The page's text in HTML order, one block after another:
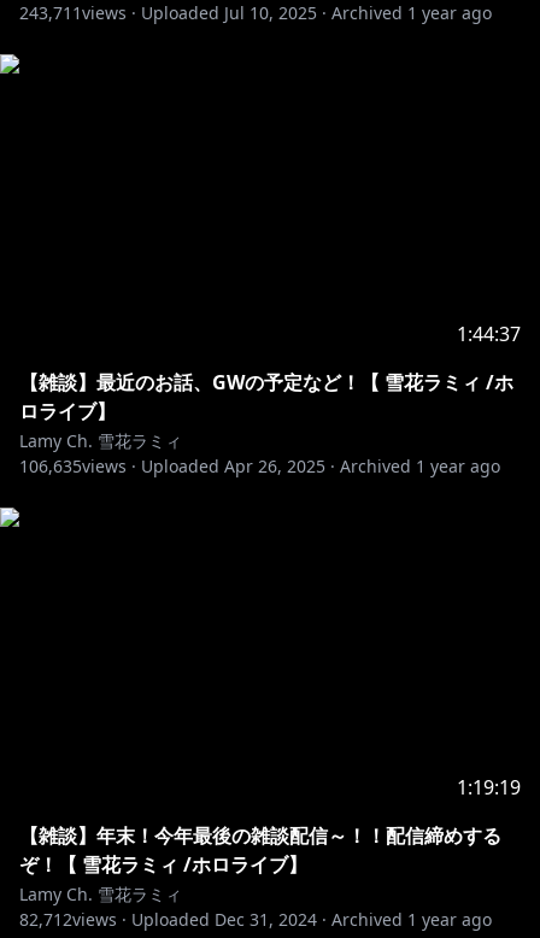
カバー大歓迎！二次創作ガイドラインに基づいて、いっ
୨୧┈┈┈┈┈┈┈┈┈┈┈┈┈┈┈┈┈┈୨୧
https://piapro.jp/t/1iZn
【所属会社からのお知らせ】
現在弊社タレントに対し、配信中のチャット等によりセ
ンシティブな発言を誘発して、炎上を引き起こそうとす
243,711views · Uploaded Jul 10, 2025 · Archived 1 year ago
1:44:37
【雑談】最近のお話、GWの予定など！【 雪花ラミィ /ホ
ロライブ】
Lamy Ch. 雪花ラミィ
106,635views · Uploaded Apr 26, 2025 · Archived 1 year ago
1:19:19
【雑談】年末！今年最後の雑談配信～！！配信締めする
ぞ！【 雪花ラミィ /ホロライブ】
Lamy Ch. 雪花ラミィ
82,712views · Uploaded Dec 31, 2024 · Archived 1 year ago